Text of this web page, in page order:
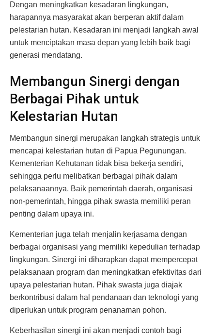
Dengan meningkatkan kesadaran lingkungan,
harapannya masyarakat akan berperan aktif dalam
pelestarian hutan. Kesadaran ini menjadi langkah awal
untuk menciptakan masa depan yang lebih baik bagi
generasi mendatang.
Membangun Sinergi dengan
Berbagai Pihak untuk
Kelestarian Hutan
Membangun sinergi merupakan langkah strategis untuk
mencapai kelestarian hutan di Papua Pegunungan.
Kementerian Kehutanan tidak bisa bekerja sendiri,
sehingga perlu melibatkan berbagai pihak dalam
pelaksanaannya. Baik pemerintah daerah, organisasi
non-pemerintah, hingga pihak swasta memiliki peran
penting dalam upaya ini.
Kementerian juga telah menjalin kerjasama dengan
berbagai organisasi yang memiliki kepedulian terhadap
lingkungan. Sinergi ini diharapkan dapat mempercepat
pelaksanaan program dan meningkatkan efektivitas dari
upaya pelestarian hutan. Pihak swasta juga diajak
berkontribusi dalam hal pendanaan dan teknologi yang
diperlukan untuk program penanaman pohon.
Keberhasilan sinergi ini akan menjadi contoh bagi